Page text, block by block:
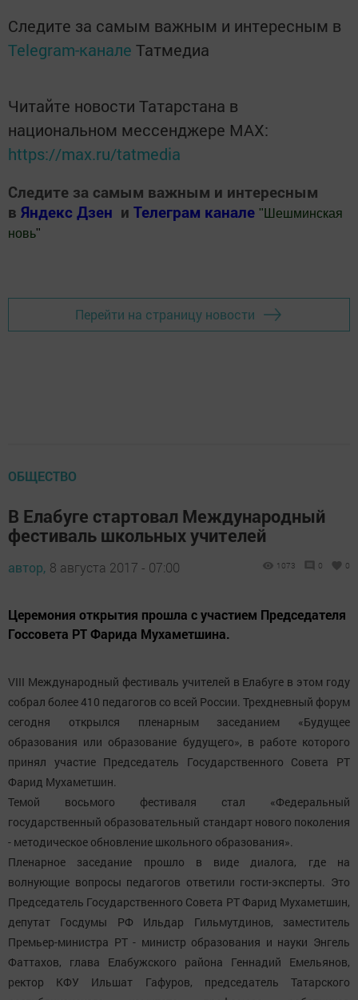
Следите за самым важным и интересным в
Telegram-канале Татмедиа
Читайте новости Татарстана в
национальном мессенджере MАХ:
https://max.ru/tatmedia
Следите за самым важным и интересным
в Яндекс Дзен и Телеграм канале " Шешминская
новь"
Перейти на страницу новости
ОБЩЕСТВО
В Елабуге стартовал Международный
фестиваль школьных учителей
автор, 8 августа 2017 - 07:00 1073 0 0
Церемония открытия прошла с участием Председателя
Госсовета РТ Фарида Мухаметшина.
VIII Международный фестиваль учителей в Елабуге в этом году
собрал более 410 педагогов со всей России. Трехдневный форум
сегодня открылся пленарным заседанием «Будущее
образования или образование будущего», в работе которого
принял участие Председатель Государственного Совета РТ
Фарид Мухаметшин.
Темой восьмого фестиваля стал «Федеральный
государственный образовательный стандарт нового поколения
- методическое обновление школьного образования».
Пленарное заседание прошло в виде диалога, где на
волнующие вопросы педагогов ответили гости-эксперты. Это
Председатель Государственного Совета РТ Фарид Мухаметшин,
депутат Госдумы РФ Ильдар Гильмутдинов, заместитель
Премьер-министра РТ - министр образования и науки Энгель
Фаттахов, глава Елабужского района Геннадий Емельянов,
ректор КФУ Ильшат Гафуров, председатель Татарского